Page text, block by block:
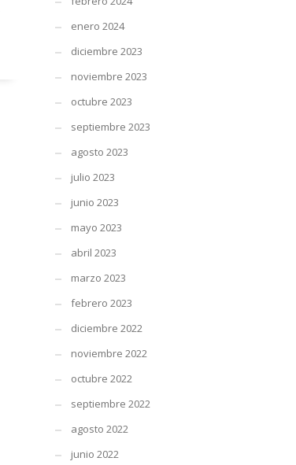
enero 2024
diciembre 2023
noviembre 2023
octubre 2023
septiembre 2023
agosto 2023
julio 2023
junio 2023
mayo 2023
abril 2023
marzo 2023
febrero 2023
diciembre 2022
noviembre 2022
octubre 2022
septiembre 2022
agosto 2022
junio 2022